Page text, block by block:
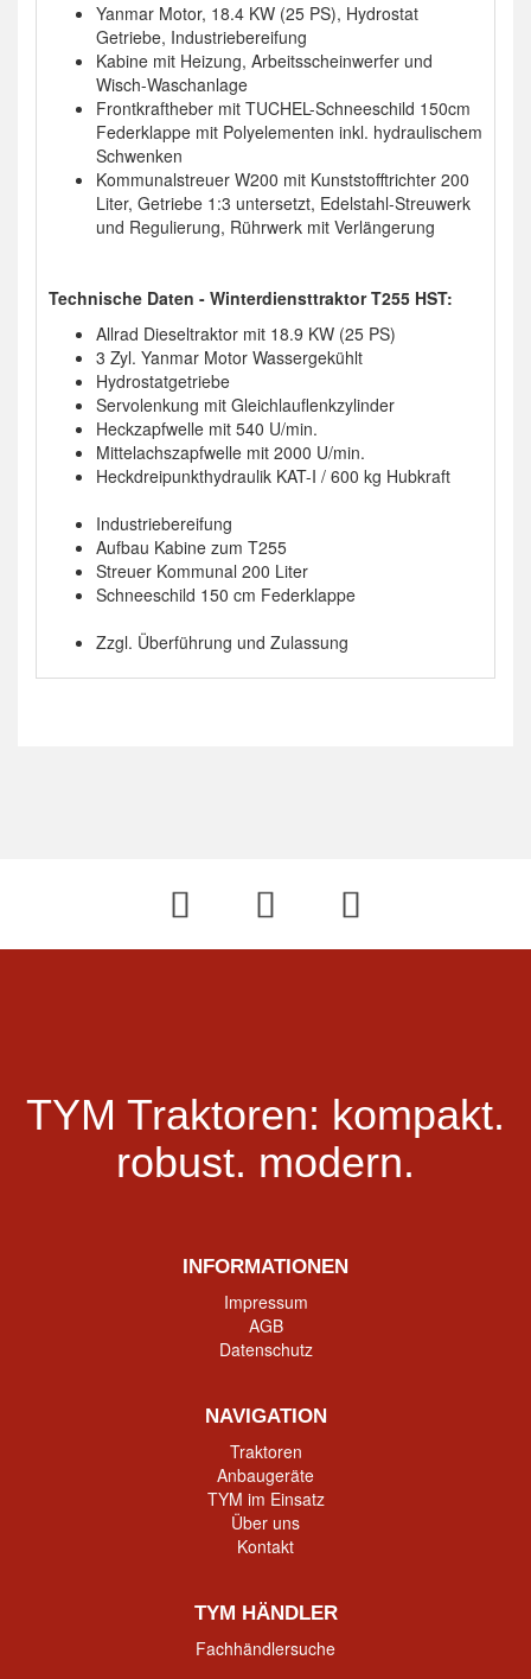
Yanmar Motor, 18.4 KW (25 PS), Hydrostat
Getriebe, Industriebereifung
Kabine mit Heizung, Arbeitsscheinwerfer und
Wisch-Waschanlage
Frontkraftheber mit TUCHEL-Schneeschild 150cm
Federklappe mit Polyelementen inkl. hydraulischem
Schwenken
Kommunalstreuer W200 mit Kunststofftrichter 200
Liter, Getriebe 1:3 untersetzt, Edelstahl-Streuwerk
und Regulierung, Rührwerk mit Verlängerung
Technische Daten - Winterdiensttraktor T255 HST:
Allrad Dieseltraktor mit 18.9 KW (25 PS)
3 Zyl. Yanmar Motor Wassergekühlt
Hydrostatgetriebe
Servolenkung mit Gleichlauflenkzylinder
Heckzapfwelle mit 540 U/min.
Mittelachszapfwelle mit 2000 U/min.
Heckdreipunkthydraulik KAT-I / 600 kg Hubkraft
Industriebereifung
Aufbau Kabine zum T255
Streuer Kommunal 200 Liter
Schneeschild 150 cm Federklappe
Zzgl. Überführung und Zulassung
TYM Traktoren: kompakt.
robust. modern.
INFORMATIONEN
Impressum
AGB
Datenschutz
NAVIGATION
Traktoren
Anbaugeräte
TYM im Einsatz
Über uns
Kontakt
TYM HÄNDLER
Fachhändlersuche